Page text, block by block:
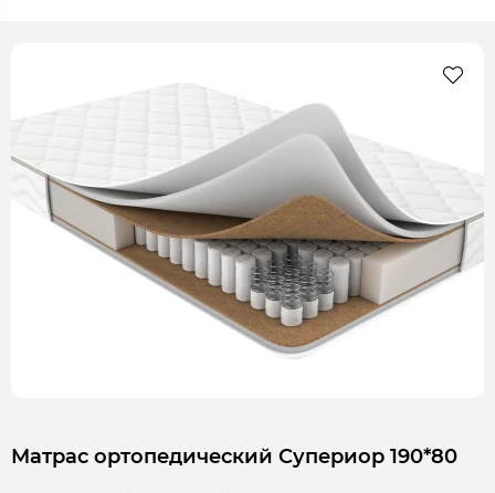
Матрас ортопедический Супериор 190*80